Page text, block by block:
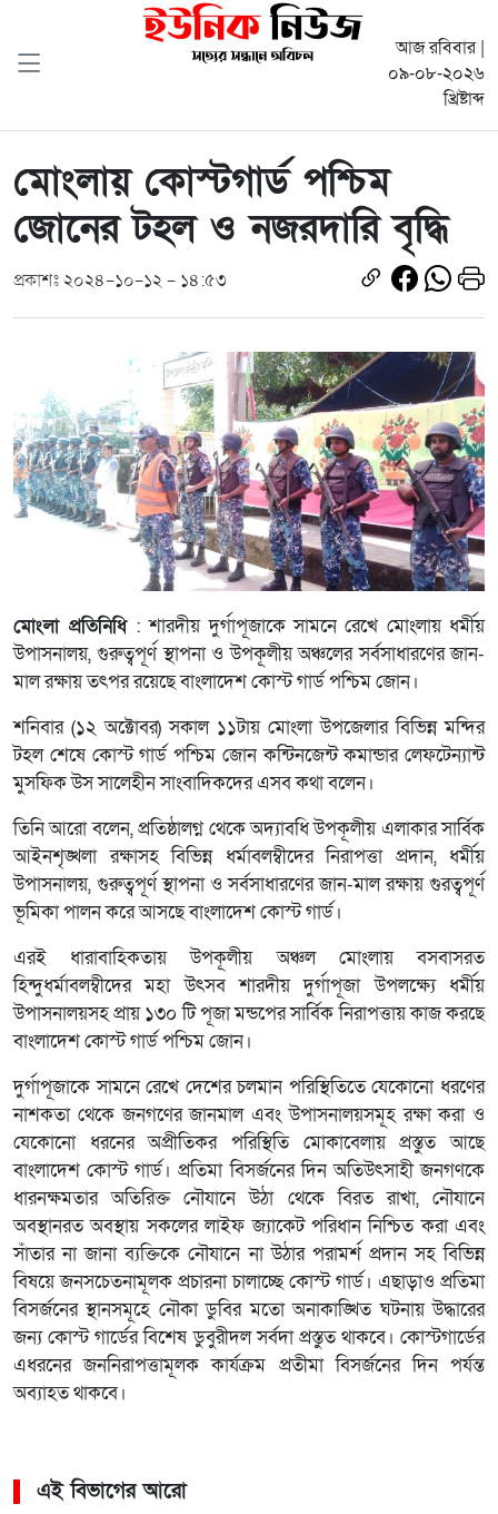
আজ রবিবার |
০৯-০৮-২০২৬
খ্রিষ্টাব্দ
মোংলায় কোস্টগার্ড পশ্চিম
জোনের টহল ও নজরদারি বৃদ্ধি
প্রকাশঃ ২০২৪-১০-১২ - ১৪:৫৩
মোংলা প্রতিনিধি: শারদীয় দুর্গাপূজাকে সামনে রেখে মোংলায় ধর্মীয়
উপাসনালয়, গুরুত্বপূর্ণ স্থাপনা ও উপকূলীয় অঞ্চলের সর্বসাধারণের জান-
মাল রক্ষায় তৎপর রয়েছে বাংলাদেশ কোস্ট গার্ড পশ্চিম জোন।
শনিবার (১২ অক্টোবর) সকাল ১১টায় মোংলা উপজেলার বিভিন্ন মন্দির
টহল শেষে কোস্ট গার্ড পশ্চিম জোন কন্টিনজেন্ট কমান্ডার লেফটেন্যান্ট
মুসফিক উস সালেহীন সাংবাদিকদের এসব কথা বলেন।
তিনি আরো বলেন, প্রতিষ্ঠালগ্ন থেকে অদ্যাবধি উপকূলীয় এলাকার সার্বিক
আইনশৃঙ্খলা রক্ষাসহ বিভিন্ন ধর্মাবলম্বীদের নিরাপত্তা প্রদান, ধর্মীয়
উপাসনালয়, গুরুত্বপূর্ণ স্থাপনা ও সর্বসাধারণের জান-মাল রক্ষায় গুরত্বপূর্ণ
ভূমিকা পালন করে আসছে বাংলাদেশ কোস্ট গার্ড।
এরই ধারাবাহিকতায় উপকূলীয় অঞ্চল মোংলায় বসবাসরত
হিন্দুধর্মাবলম্বীদের মহা উৎসব শারদীয় দুর্গাপূজা উপলক্ষ্যে ধর্মীয়
উপাসনালয়সহ প্রায় ১৩০ টি পূজা মন্ডপের সার্বিক নিরাপত্তায় কাজ করছে
বাংলাদেশ কোস্ট গার্ড পশ্চিম জোন।
দুর্গাপূজাকে সামনে রেখে দেশের চলমান পরিস্থিতিতে যেকোনো ধরণের
নাশকতা থেকে জনগণের জানমাল এবং উপাসনালয়সমূহ রক্ষা করা ও
যেকোনো ধরনের অপ্রীতিকর পরিস্থিতি মোকাবেলায় প্রস্তুত আছে
বাংলাদেশ কোস্ট গার্ড। প্রতিমা বিসর্জনের দিন অতিউৎসাহী জনগণকে
ধারনক্ষমতার অতিরিক্ত নৌযানে উঠা থেকে বিরত রাখা, নৌযানে
অবস্থানরত অবস্থায় সকলের লাইফ জ্যাকেট পরিধান নিশ্চিত করা এবং
সাঁতার না জানা ব্যক্তিকে নৌযানে না উঠার পরামর্শ প্রদান সহ বিভিন্ন
বিষয়ে জনসচেতনামূলক প্রচারনা চালাচ্ছে কোস্ট গার্ড। এছাড়াও প্রতিমা
বিসর্জনের স্থানসমূহে নৌকা ডুবির মতো অনাকাঙ্খিত ঘটনায় উদ্ধারের
জন্য কোস্ট গার্ডের বিশেষ ডুবুরীদল সর্বদা প্রস্তুত থাকবে। কোস্টগার্ডের
এধরনের জননিরাপত্তামূলক কার্যক্রম প্রতীমা বিসর্জনের দিন পর্যন্ত
অব্যাহত থাকবে।
এই বিভাগের আরো